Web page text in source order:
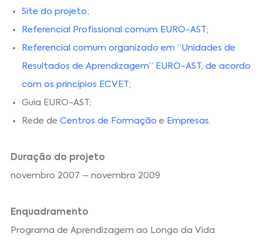
Site do projeto;
Referencial Profissional comum EURO-AST;
Referencial comum organizado em “Unidades de
Resultados de Aprendizagem” EURO-AST, de acordo
com os princípios ECVET;
Guia EURO-AST;
Rede de Centros de Formação e Empresas.
Duração do projeto
novembro 2007 – novembro 2009
Enquadramento
Programa de Aprendizagem ao Longo da Vida